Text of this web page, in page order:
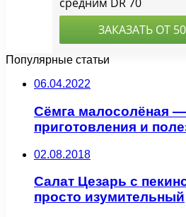
Популярные статьи
06.04.2022
Сёмга малосолёная
приготовления и
02.08.2018
Салат Цезарь с
просто изумительный